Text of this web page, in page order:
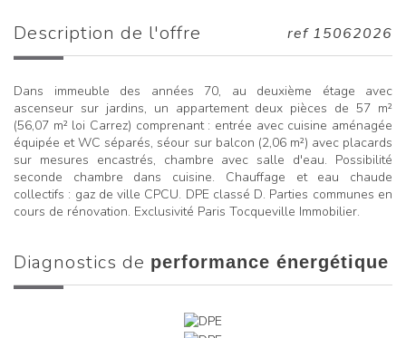
description de l'offre ref 15062026
Dans immeuble des années 70, au deuxième étage avec
ascenseur sur jardins, un appartement deux pièces de 57 m²
(56,07 m² loi Carrez) comprenant : entrée avec cuisine aménagée
équipée et WC séparés, séour sur balcon (2,06 m²) avec placards
sur mesures encastrés, chambre avec salle d'eau. Possibilité
seconde chambre dans cuisine. Chauffage et eau chaude
collectifs : gaz de ville CPCU. DPE classé D. Parties communes en
cours de rénovation. Exclusivité Paris Tocqueville Immobilier.
diagnostics de performance énergétique